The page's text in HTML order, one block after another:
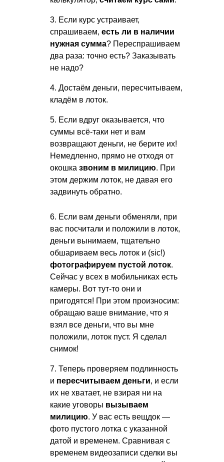
3. Если курс устраивает,
спрашиваем, есть ли в наличии
нужная сумма? Переспрашиваем
два раза: точно есть? Заказывать
не надо?
4. Достаём деньги, пересчитываем,
кладём в лоток.
5. Если вдруг оказывается, что
суммы всё-таки нет и вам
возвращают деньги, не берите их!
Немедленно, прямо не отходя от
окошка звоним в милицию. При
этом держим лоток, не давая его
задвинуть обратно.
6. Если вам деньги обменяли, при
вас посчитали и положили в лоток,
деньги вынимаем, тщательно
обшариваем весь лоток и (sic!)
фотографируем пустой лоток.
Сейчас у всех в мобильниках есть
камеры. Вот тут-то они и
пригодятся! При этом произносим:
обращаю ваше внимание, что я
взял все деньги, что вы мне
положили, лоток пуст. Я сделал
снимок!
7. Теперь проверяем подлинность
и пересчитываем деньги, и если
их не хватает, не взирая ни на
какие уговоры вызываем
милицию. У вас есть вещдок —
фото пустого лотка с указанной
датой и временем. Сравнивая с
временем видеозаписи сделки вы